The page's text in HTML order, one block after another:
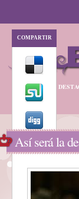
BODA REAL
COMPARTIR
Así será la